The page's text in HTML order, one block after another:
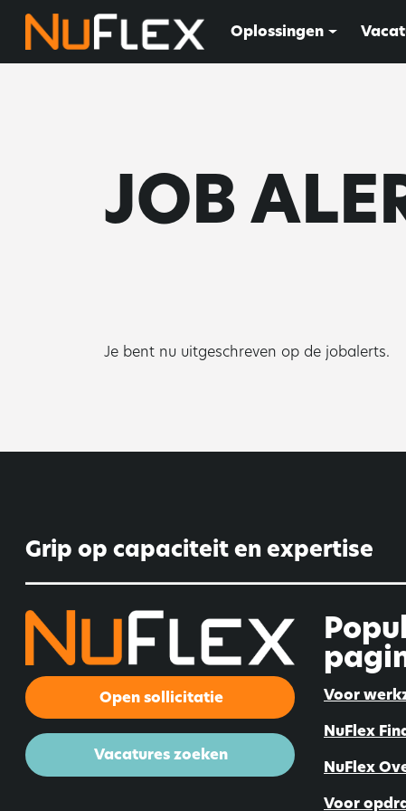
Oplossingen
JOB
Je bent nu uitgeschreven op de jobalerts.
Grip op capaciteit en expertise
Open sollicitatie
Vacatures zoeken
Voor
NuFlex
NuFlex
Voor